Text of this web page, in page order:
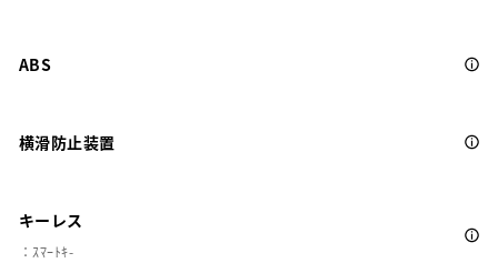
ABS
横滑防止装置
キーレス
：ｽﾏｰﾄｷ-